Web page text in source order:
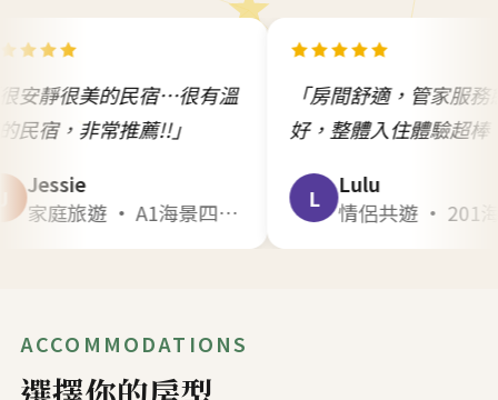
宿…很有溫
薦!!」
家庭旅遊 · A1海景四人 · 2025年8月
「房間舒適，管家服務態度很
好，整體入住體驗超棒！」
L
情侶共遊 · 201海景雙人 · 2025年12月
ACCOMMODATIONS